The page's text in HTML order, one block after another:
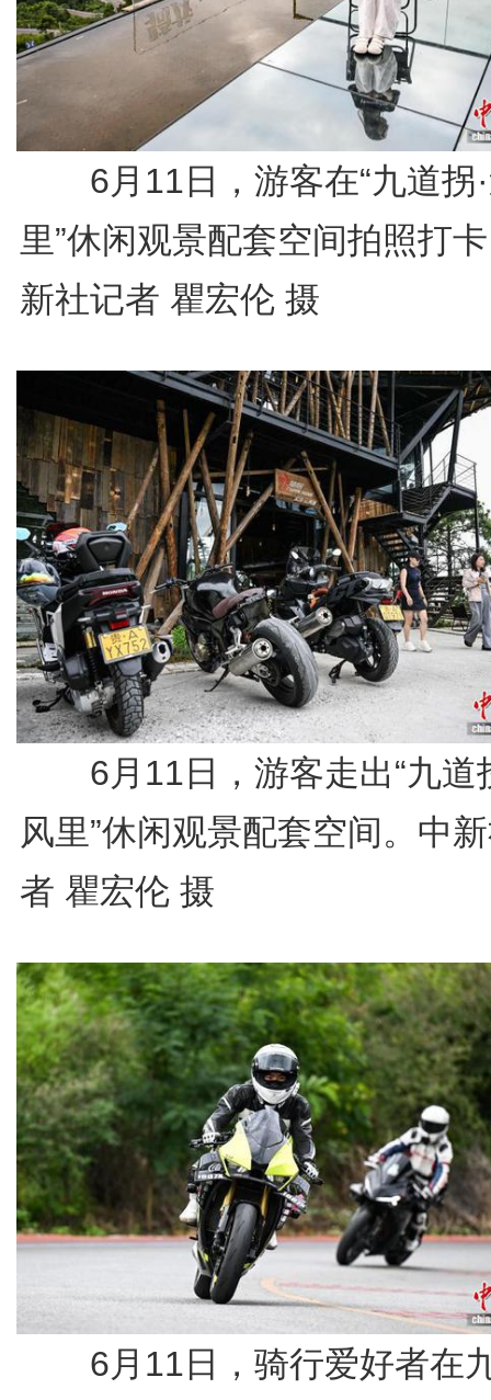
6月11日，游客在“九道拐
里”休闲观景配套空间拍照打
新社记者 瞿宏伦 摄
6月11日，游客走出“九道
风里”休闲观景配套空间。中
者 瞿宏伦 摄
6月11日，骑行爱好者在